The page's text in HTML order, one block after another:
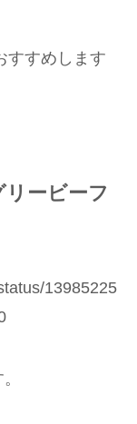
すすめします
ービーフ
13985225